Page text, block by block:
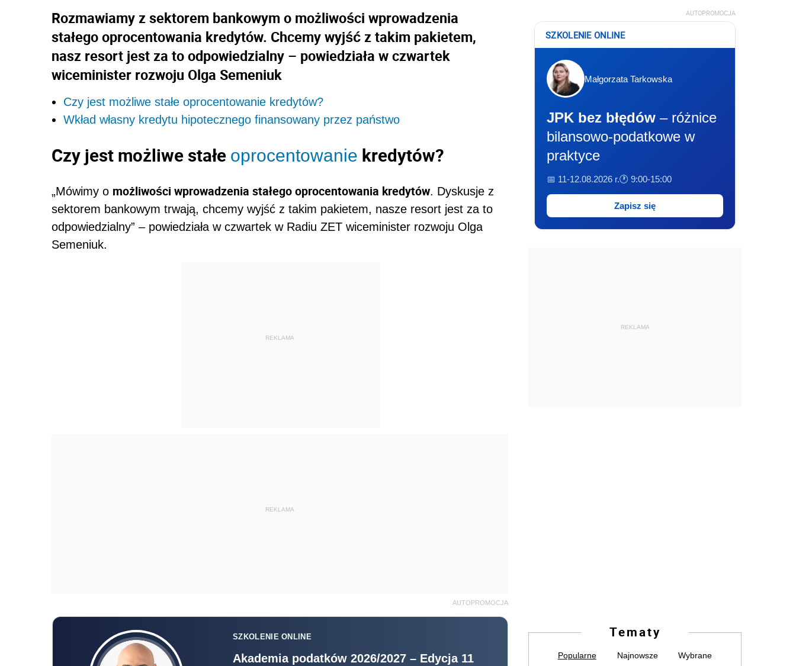
Rozmawiamy z sektorem bankowym o możliwości wprowadzenia
stałego oprocentowania kredytów. Chcemy wyjść z takim pakietem,
nasz resort jest za to odpowiedzialny – powiedziała w czwartek
wiceminister rozwoju Olga Semeniuk
Czy jest możliwe stałe oprocentowanie kredytów?
Wkład własny kredytu hipotecznego finansowany przez państwo
Czy jest możliwe stałe oprocentowanie kredytów?
„Mówimy o możliwości wprowadzenia stałego oprocentowania kredytów. Dyskusje z
sektorem bankowym trwają, chcemy wyjść z takim pakietem, nasze resort jest za to
odpowiedzialny” – powiedziała w czwartek w Radiu ZET wiceminister rozwoju Olga
Semeniuk.
REKLAMA
REKLAMA
AUTOPROMOCJA
SZKOLENIE ONLINE
Akademia podatków 2026/2027 – Edycja 11
AUTOPROMOCJA
SZKOLENIE ONLINE
Małgorzata Tarkowska
JPK bez błędów – różnice
bilansowo-podatkowe w
praktyce
📅 11-12.08.2026 r.🕐 9:00-15:00
Zapisz się
REKLAMA
Tematy
Popularne Najnowsze Wybrane